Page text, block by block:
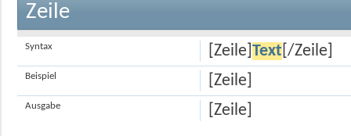
Zeile
[Zeile] Text [/Zeile]
Syntax
[Zeile]
Beispiel
[Zeile]
Ausgabe